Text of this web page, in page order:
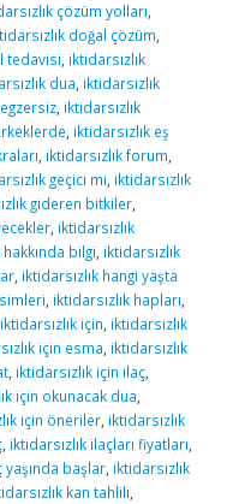
çözüm yolları,
doğal çözüm,
tedavisi, iktidarsızlık
dua, iktidarsızlık
, iktidarsızlık
, iktidarsızlık eş
, iktidarsızlık forum,
geçici mi, iktidarsızlık
gideren bitkiler,
, iktidarsızlık
hakkında bilgi, iktidarsızlık
, iktidarsızlık hangi yaşta
, iktidarsızlık hapları,
iktidarsızlık için, iktidarsızlık
için esma, iktidarsızlık
, iktidarsızlık için ilaç,
için okunacak dua,
için öneriler, iktidarsızlık
, iktidarsızlık ilaçları fiyatları,
yaşında başlar, iktidarsızlık
kan tahlili,